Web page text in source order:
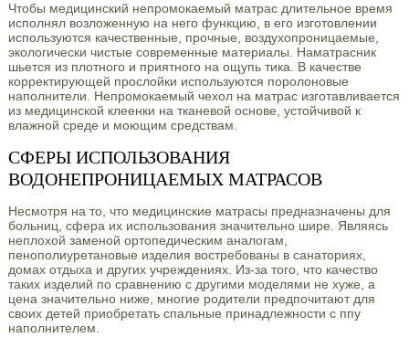
Чтобы медицинский непромокаемый матрас длительное время
исполнял возложенную на него функцию, в его изготовлении
используются качественные, прочные, воздухопроницаемые,
экологически чистые современные материалы. Наматрасник
шьется из плотного и приятного на ощупь тика. В качестве
корректирующей прослойки используются поролоновые
наполнители. Непромокаемый чехол на матрас изготавливается
из медицинской клеенки на тканевой основе, устойчивой к
влажной среде и моющим средствам.
СФЕРЫ ИСПОЛЬЗОВАНИЯ
ВОДОНЕПРОНИЦАЕМЫХ МАТРАСОВ
Несмотря на то, что медицинские матрасы предназначены для
больниц, сфера их использования значительно шире. Являясь
неплохой заменой ортопедическим аналогам,
пенополиуретановые изделия востребованы в санаториях,
домах отдыха и других учреждениях. Из-за того, что качество
таких изделий по сравнению с другими моделями не хуже, а
цена значительно ниже, многие родители предпочитают для
своих детей приобретать спальные принадлежности с ппу
наполнителем.